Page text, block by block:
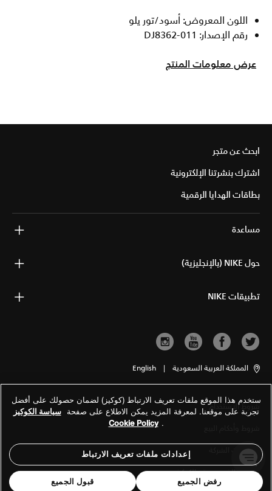
اللون المعروض: أسود/تور يلو
رقم الإصدار: DJ8362-011
عرض معلومات المنتج
ابحث عن متجر
اشترك بنشرتنا الإلكترونية
بطاقات الهدايا الرقمية
مساعدة
حول NIKE (بالإنجليزية)
تطبيقات NIKE
المملكة العربية السعودية |
English
شروط الاستخدام
معلومات الشركة
سياسة الخصوصية والكوكيز
ستخدم هذا الموقع ملفات تعريف الارتباط (كوكيز) لضمان حصولك على أفضل
تجربة على موقعنا. لمعرفة المزيد يمكن الاطلاع على صفحة سياسة الكوكيز
.
Cookie Policy
إعدادات ملفات تعريف الارتباط
رفض الجميع قبول الجميع